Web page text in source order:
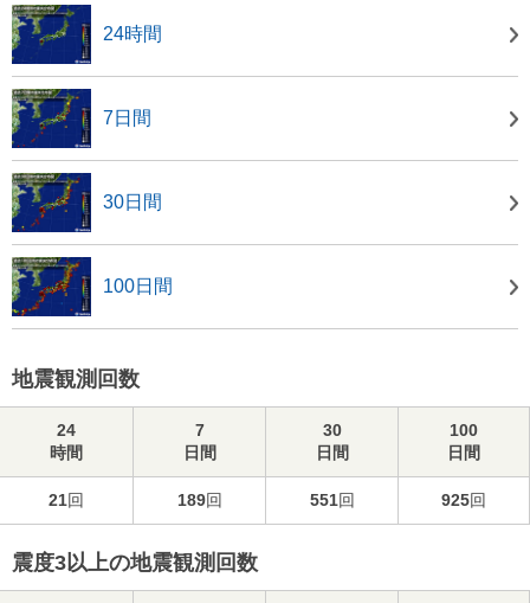
24時間
7日間
30日間
100日間
地震観測回数
24
時間
7
日間
30
日間
100
日間
21回 189回 551回 925回
震度3以上の地震観測回数